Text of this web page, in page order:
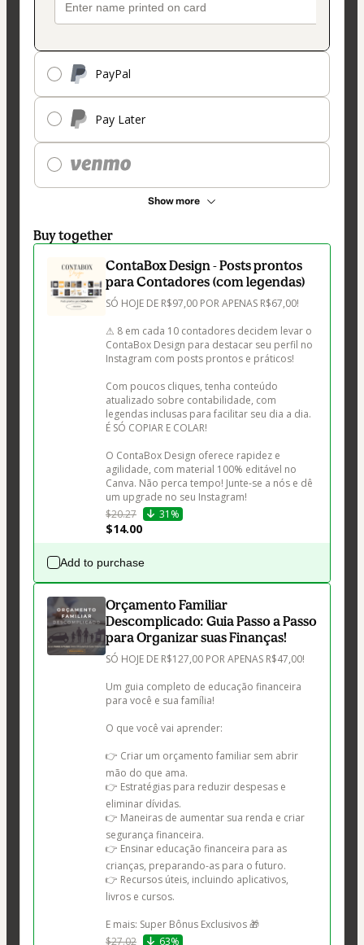
PayPal
Pay Later
Show more
Buy together
ContaBox Design - Posts prontos
para Contadores (com legendas)
SÓ HOJE DE R$97,00 POR APENAS R$67,00!
⚠ 8 em cada 10 contadores decidem levar o
ContaBox Design para destacar seu perfil no
Instagram com posts prontos e práticos!
Com poucos cliques, tenha conteúdo
atualizado sobre contabilidade, com
legendas inclusas para facilitar seu dia a dia.
É SÓ COPIAR E COLAR!
O ContaBox Design oferece rapidez e
agilidade, com material 100% editável no
Canva. Não perca tempo! Junte-se a nós e dê
um upgrade no seu Instagram!
$20.27
31%
$14.00
Add to purchase
Orçamento Familiar
Descomplicado: Guia Passo a Passo
para Organizar suas Finanças!
SÓ HOJE DE R$127,00 POR APENAS R$47,00!
Um guia completo de educação financeira
para você e sua família!
O que você vai aprender:
👉 Criar um orçamento familiar sem abrir
mão do que ama.
👉 Estratégias para reduzir despesas e
eliminar dívidas.
👉 Maneiras de aumentar sua renda e criar
segurança financeira.
👉 Ensinar educação financeira para as
crianças, preparando-as para o futuro.
👉 Recursos úteis, incluindo aplicativos,
livros e cursos.
E mais: Super Bônus Exclusivos 🎁
$27.02
63%